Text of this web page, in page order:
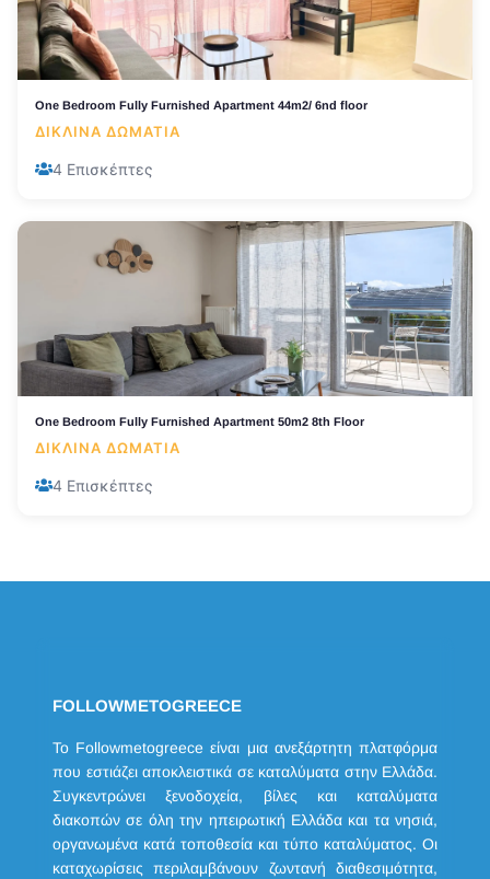
One Bedroom Fully Furnished Apartment 44m2/ 6nd floor
ΔΊΚΛΙΝΑ ΔΩΜΆΤΙΑ
4 Επισκέπτες
One Bedroom Fully Furnished Apartment 50m2 8th Floor
ΔΊΚΛΙΝΑ ΔΩΜΆΤΙΑ
4 Επισκέπτες
FOLLOWMETOGREECE
Το Followmetogreece είναι μια ανεξάρτητη πλατφόρμα
που εστιάζει αποκλειστικά σε καταλύματα στην Ελλάδα.
Συγκεντρώνει ξενοδοχεία, βίλες και καταλύματα
διακοπών σε όλη την ηπειρωτική Ελλάδα και τα νησιά,
οργανωμένα κατά τοποθεσία και τύπο καταλύματος. Οι
καταχωρίσεις περιλαμβάνουν ζωντανή διαθεσιμότητα,